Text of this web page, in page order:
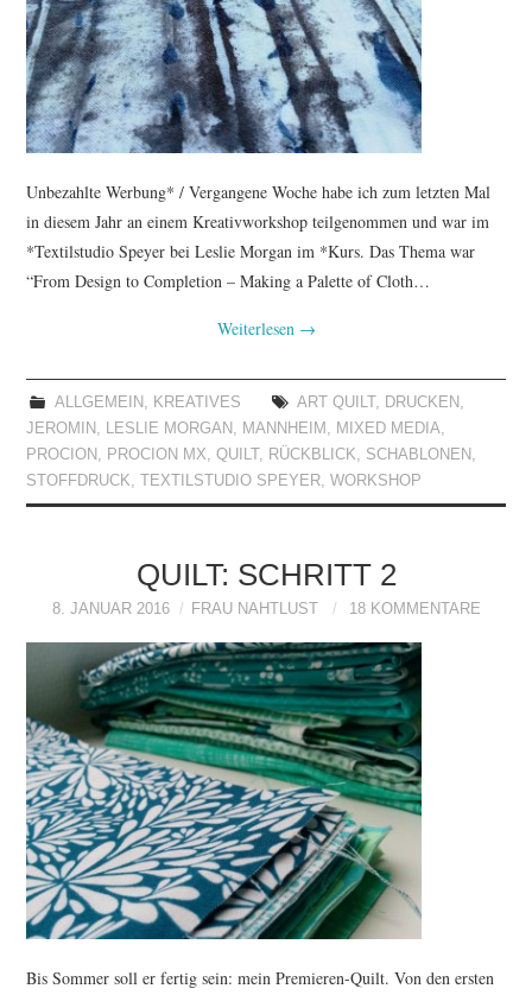
Unbezahlte Werbung* / Vergangene Woche habe ich zum letzten Mal
in diesem Jahr an einem Kreativworkshop teilgenommen und war im
*Textilstudio Speyer bei Leslie Morgan im *Kurs. Das Thema war
“From Design to Completion – Making a Palette of Cloth…
Weiterlesen →
ALLGEMEIN KREATIVES ART QUILT, DRUCKEN
JEROMIN
LESLIE MORGAN MANNHEIM MIXED MEDIA
PROCION
PROCION MX ,QUILT, RÜCKBLICK SCHABLONEN
STOFFDRUCK
,TEXTILSTUDIO SPEYER ,WORKSHOP
QUILT: SCHRITT 2
8. JANUAR 2016 FRAU NAHTLUST 18 KOMMENTARE
Bis Sommer soll er fertig sein: mein Premieren-Quilt. Von den ersten